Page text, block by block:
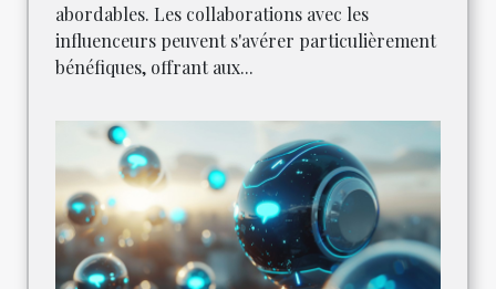
abordables. Les collaborations avec les
influenceurs peuvent s'avérer particulièrement
bénéfiques, offrant aux...